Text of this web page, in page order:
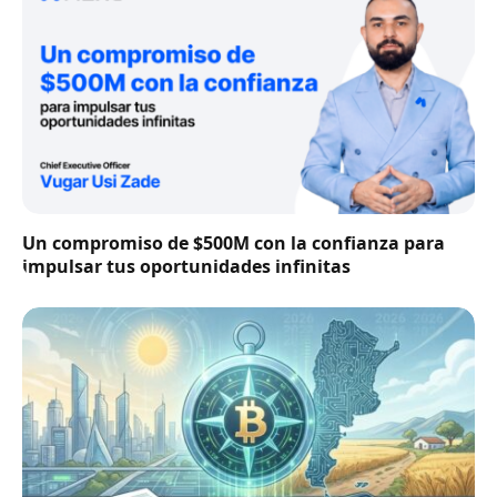
Un compromiso de $500M con la confianza para
impulsar tus oportunidades infinitas